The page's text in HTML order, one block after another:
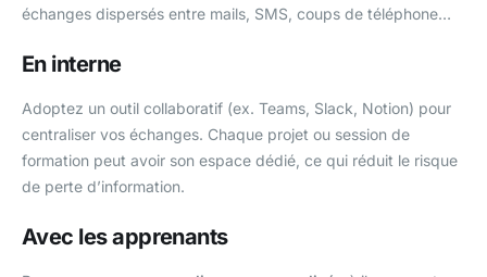
échanges dispersés entre mails, SMS, coups de téléphone…
En interne
Adoptez un outil collaboratif (ex. Teams, Slack, Notion) pour
centraliser vos échanges. Chaque projet ou session de
formation peut avoir son espace dédié, ce qui réduit le risque
de perte d’information.
Avec les apprenants